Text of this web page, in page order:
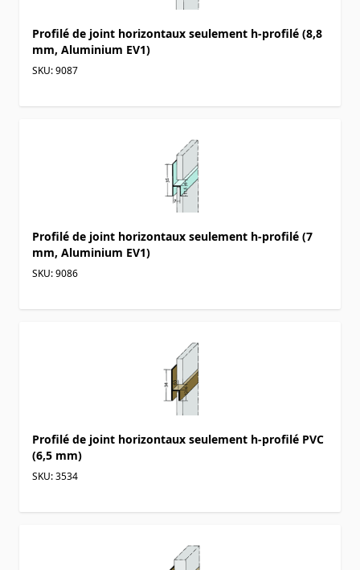
Profilé de joint horizontaux seulement h-profilé (8,8
mm, Aluminium EV1)
SKU: 9087
Profilé de joint horizontaux seulement h-profilé (7
mm, Aluminium EV1)
SKU: 9086
Profilé de joint horizontaux seulement h-profilé PVC
(6,5 mm)
SKU: 3534